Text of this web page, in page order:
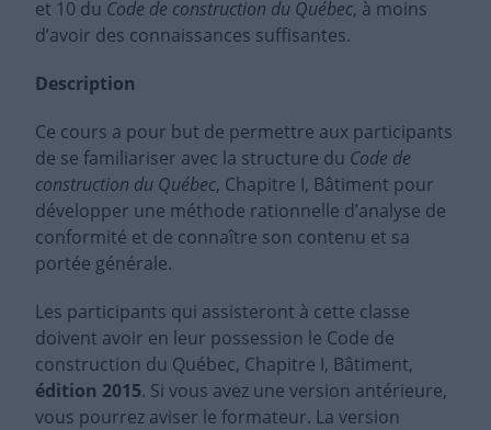
et 10 du Code de construction du Québec, à moins
d’avoir des connaissances suffisantes.
Description
Ce cours a pour but de permettre aux participants
de se familiariser avec la structure du Code de
construction du Québec, Chapitre I, Bâtiment pour
développer une méthode rationnelle d’analyse de
conformité et de connaître son contenu et sa
portée générale.
Les participants qui assisteront à cette classe
doivent avoir en leur possession le Code de
construction du Québec, Chapitre I, Bâtiment,
édition 2015. Si vous avez une version antérieure,
vous pourrez aviser le formateur. La version